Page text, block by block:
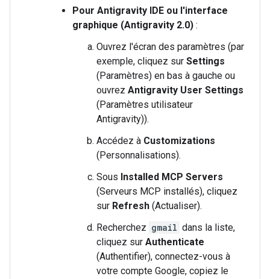
Pour Antigravity IDE ou l'interface
graphique (Antigravity 2.0) :
Ouvrez l'écran des paramètres (par
exemple, cliquez sur Settings
(Paramètres) en bas à gauche ou
ouvrez Antigravity User Settings
(Paramètres utilisateur
Antigravity)).
Accédez à Customizations
(Personnalisations).
Sous Installed MCP Servers
(Serveurs MCP installés), cliquez
sur Refresh (Actualiser).
Recherchez gmail dans la liste,
cliquez sur Authenticate
(Authentifier), connectez-vous à
votre compte Google, copiez le